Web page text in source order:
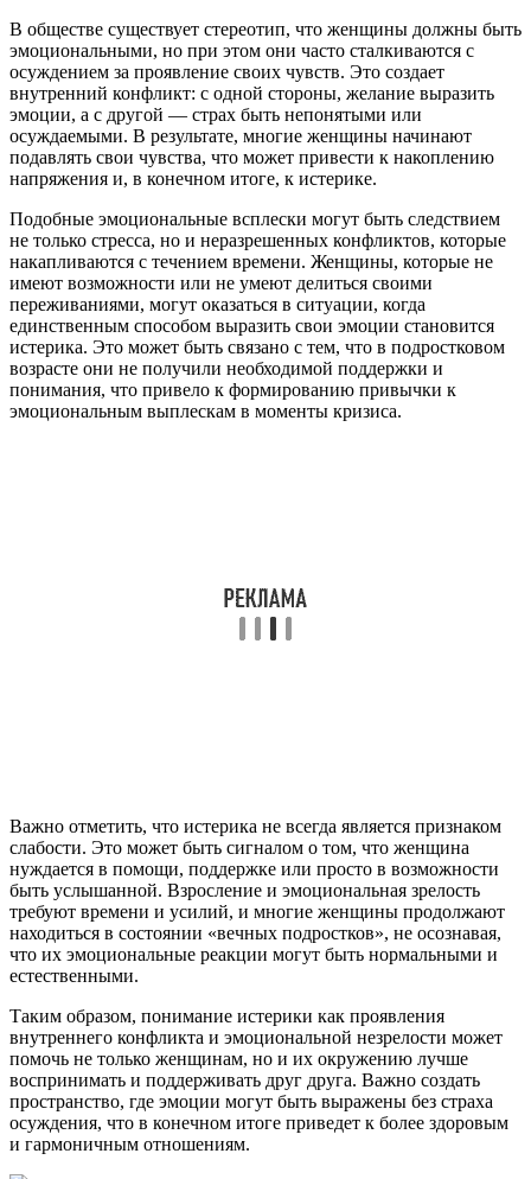
В обществе существует стереотип, что женщины должны быть
эмоциональными, но при этом они часто сталкиваются с
осуждением за проявление своих чувств. Это создает
внутренний конфликт: с одной стороны, желание выразить
эмоции, а с другой — страх быть непонятыми или
осуждаемыми. В результате, многие женщины начинают
подавлять свои чувства, что может привести к накоплению
напряжения и, в конечном итоге, к истерике.
Подобные эмоциональные всплески могут быть следствием
не только стресса, но и неразрешенных конфликтов, которые
накапливаются с течением времени. Женщины, которые не
имеют возможности или не умеют делиться своими
переживаниями, могут оказаться в ситуации, когда
единственным способом выразить свои эмоции становится
истерика. Это может быть связано с тем, что в подростковом
возрасте они не получили необходимой поддержки и
понимания, что привело к формированию привычки к
эмоциональным выплескам в моменты кризиса.
Важно отметить, что истерика не всегда является признаком
слабости. Это может быть сигналом о том, что женщина
нуждается в помощи, поддержке или просто в возможности
быть услышанной. Взросление и эмоциональная зрелость
требуют времени и усилий, и многие женщины продолжают
находиться в состоянии «вечных подростков», не осознавая,
что их эмоциональные реакции могут быть нормальными и
естественными.
Таким образом, понимание истерики как проявления
внутреннего конфликта и эмоциональной незрелости может
помочь не только женщинам, но и их окружению лучше
воспринимать и поддерживать друг друга. Важно создать
пространство, где эмоции могут быть выражены без страха
осуждения, что в конечном итоге приведет к более здоровым
и гармоничным отношениям.